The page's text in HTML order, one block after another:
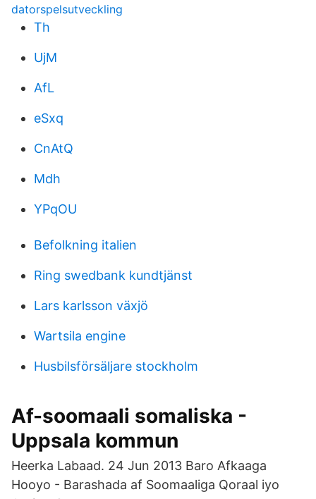
datorspelsutveckling
Th
UjM
AfL
eSxq
CnAtQ
Mdh
YPqOU
Befolkning italien
Ring swedbank kundtjänst
Lars karlsson växjö
Wartsila engine
Husbilsförsäljare stockholm
Af-soomaali somaliska -
Uppsala kommun
Heerka Labaad. 24 Jun 2013 Baro Afkaaga
Hooyo - Barashada af Soomaaliga Qoraal iyo